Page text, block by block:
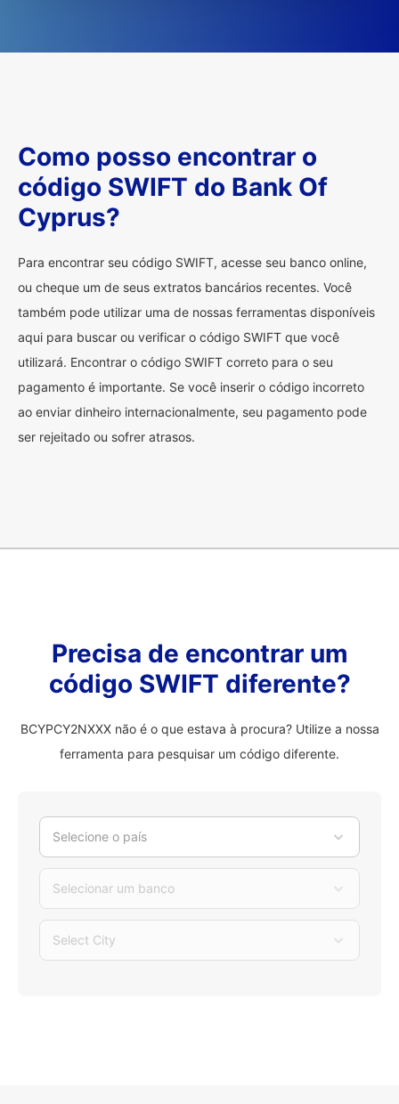
Como posso encontrar o
código SWIFT do Bank Of
Cyprus?
Para encontrar seu código SWIFT, acesse seu banco online,
ou cheque um de seus extratos bancários recentes. Você
também pode utilizar uma de nossas ferramentas disponíveis
aqui para buscar ou verificar o código SWIFT que você
utilizará. Encontrar o código SWIFT correto para o seu
pagamento é importante. Se você inserir o código incorreto
ao enviar dinheiro internacionalmente, seu pagamento pode
ser rejeitado ou sofrer atrasos.
Precisa de encontrar um
código SWIFT diferente?
BCYPCY2NXXX não é o que estava à procura? Utilize a nossa
ferramenta para pesquisar um código diferente.
Selecione o país
Selecionar um banco
Select City